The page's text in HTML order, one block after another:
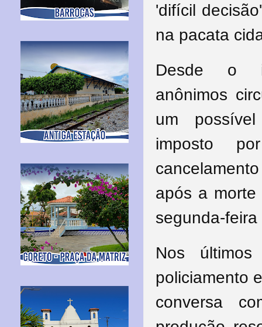
'difícil
na pacata
Desde o
anônimos
um
imposto
após a
segunda-feira
Nos
policiamento
conversa